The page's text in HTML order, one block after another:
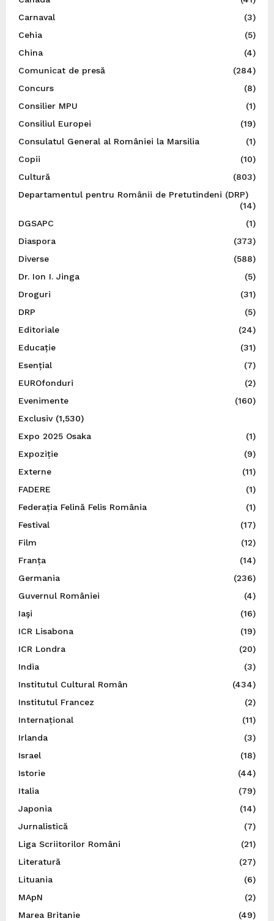
Carnaval
(3)
Cehia
(5)
China
(4)
Comunicat de presă
(284)
Concurs
(8)
Consilier MPU
(1)
Consiliul Europei
(19)
Consulatul General al României la Marsilia
(1)
Copii
(10)
Cultură
(803)
Departamentul pentru Românii de Pretutindeni (DRP)
(14)
DGSAPC
(1)
Diaspora
(373)
Diverse
(588)
Dr. Ion I. Jinga
(5)
Droguri
(31)
DRP
(5)
Editoriale
(24)
Educație
(31)
Esențial
(7)
EUROfonduri
(2)
Evenimente
(160)
Exclusiv(1,530)
Expo 2025 Osaka
(1)
Expoziție
(9)
Externe
(11)
FADERE
(1)
Federația Felină Felis România
(1)
Festival
(17)
Film
(12)
Franța
(14)
Germania
(236)
Guvernul României
(4)
Iaşi
(16)
ICR Lisabona
(19)
ICR Londra
(20)
India
(3)
Institutul Cultural Român
(434)
Institutul Francez
(2)
Internațional
(11)
Irlanda
(3)
Israel
(18)
Istorie
(44)
Italia
(79)
Japonia
(14)
Jurnalistică
(7)
Liga Scriitorilor Români
(21)
Literatură
(27)
Lituania
(6)
MApN
(2)
Marea Britanie
(49)